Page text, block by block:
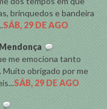
brinquedos e bandeira
SÁB, 29 DE AGO
me emociona tanto
Muito obrigado por me
SÁB, 29 DE AGO